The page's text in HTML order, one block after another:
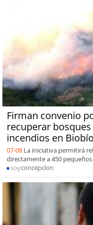
Firman convenio
recuperar
incendios en Biobío
07-08 La iniciativa permitirá
directamente a 450
soyconcepcion